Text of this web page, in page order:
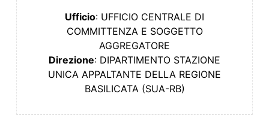
Ufficio: UFFICIO CENTRALE DI
COMMITTENZA E SOGGETTO
AGGREGATORE
Direzione: DIPARTIMENTO STAZIONE
UNICA APPALTANTE DELLA REGIONE
BASILICATA (SUA-RB)